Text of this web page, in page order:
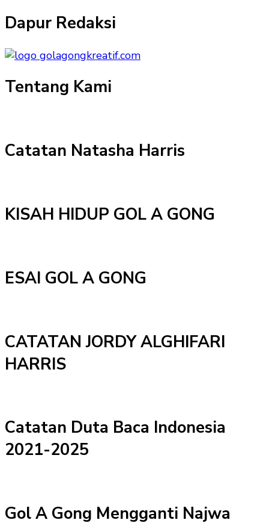
Dapur Redaksi
Tentang Kami
Catatan Natasha Harris
KISAH HIDUP GOL A GONG
ESAI GOL A GONG
CATATAN JORDY ALGHIFARI
HARRIS
Catatan Duta Baca Indonesia
2021-2025
Gol A Gong Mengganti Najwa